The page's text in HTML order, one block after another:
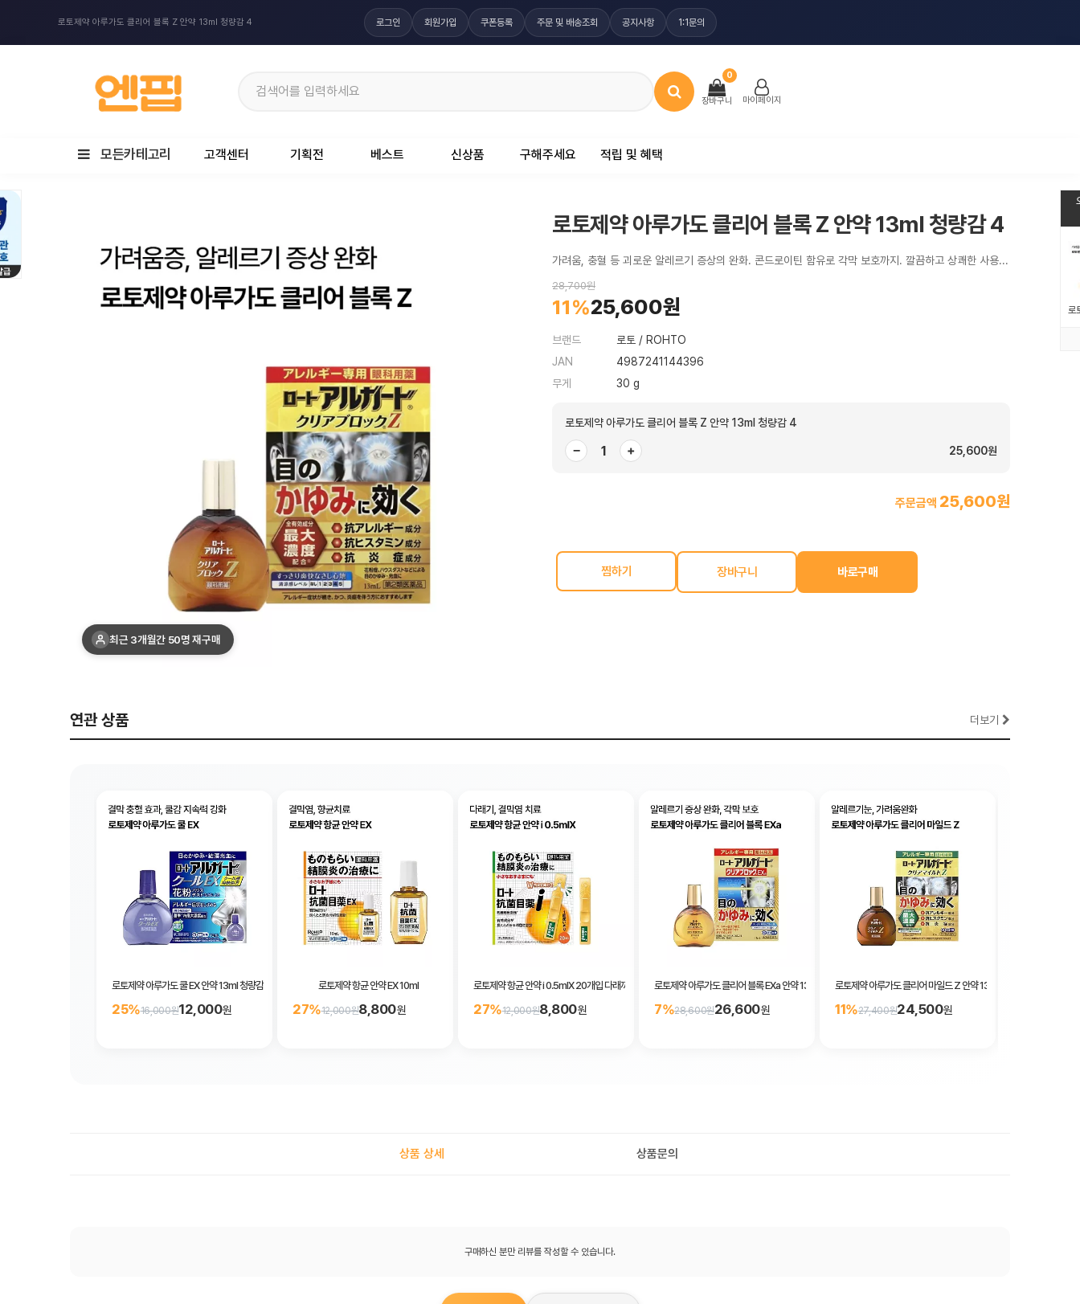
로토제약 아루가도 클리어 블록 Z 안약 13ml 청량감 4 로그인 회원가입 쿠폰등록 주문 및 배송조회 공지사항 1:1문의
장바구니
0
마이페이지
모든카테고리 고객센터 기획전 베스트 신상품 구해주세요 적립 및 혜택
최근 3개월간 50명 재구매
로토제약 아루가도 클리어 블록 Z 안약 13ml 청량감 4
가려움, 충혈 등 괴로운 알레르기 증상의 완화. 콘드로이틴 함유로 각막 보호까지. 깔끔하고 상쾌한 사용감.
28,700원
11%25,600원
브랜드
로토 / ROHTO
JAN
4987241144396
무게
30 g
로토제약 아루가도 클리어 블록 Z 안약 13ml 청량감 4
− + 25,600원
주문금액 25,600원
찜하기
연관 상품 더보기
로토제약 아루가도 쿨 EX 안약 13ml 청량감 5
25%16,000원12,000원
로토제약 항균 안약 EX 10ml
27%12,000원8,800원
로토제약 항균 안약 i 0.5mlX 20개입 다래끼 결막염
27%12,000원8,800원
로토제약 아루가도 클리어 블록 EXa 안약 13ml 청량감 4
7%28,600원26,600원
로토제약 아루가도 클리어 마일드 Z 안약 13ml 청량감 0
11%27,400원24,500원
상품 상세 상품문의
구매하신 분만 리뷰를 작성할 수 있습니다.